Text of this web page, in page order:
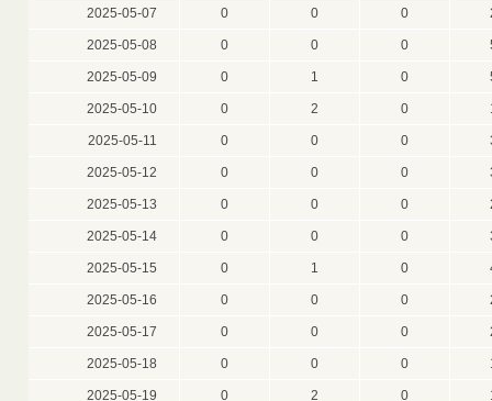
2025-05-07 0 0 0
2025-05-08 0 0 0
2025-05-09 0 1 0
2025-05-10 0 2 0
2025-05-11 0 0 0
2025-05-12 0 0 0
2025-05-13 0 0 0
2025-05-14 0 0 0
2025-05-15 0 1 0
2025-05-16 0 0 0
2025-05-17 0 0 0
2025-05-18 0 0 0
2025-05-19 0 2 0